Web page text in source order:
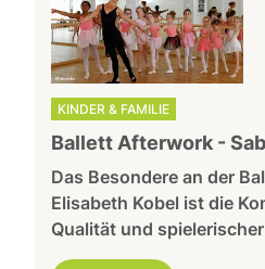
KINDER & FAMILIE
Ballett Afterwork -
Das Besondere an der
Elisabeth Kobel ist die
Qualität und